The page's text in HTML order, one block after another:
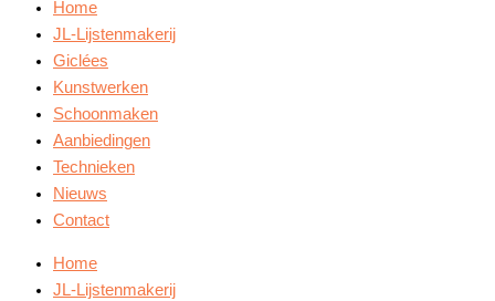
Home
JL-Lijstenmakerij
Giclées
Kunstwerken
Schoonmaken
Aanbiedingen
Technieken
Nieuws
Contact
Home
JL-Lijstenmakerij